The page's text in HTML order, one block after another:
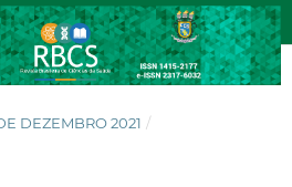
DEZEMBRO 2021 /